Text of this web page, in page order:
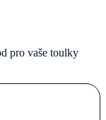
pro vaše toulky